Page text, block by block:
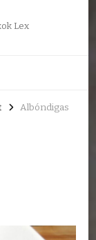
Lex
Albóndigas